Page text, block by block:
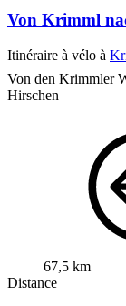
Von Krimml
Itinéraire à vélo à
Von den Krimmler
Hirschen
67,5 km
Distance